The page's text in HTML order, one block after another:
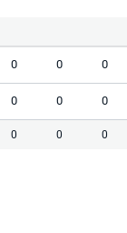
0 0 0
0 0 0
0 0 0